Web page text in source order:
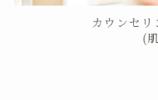
カウンセ
(